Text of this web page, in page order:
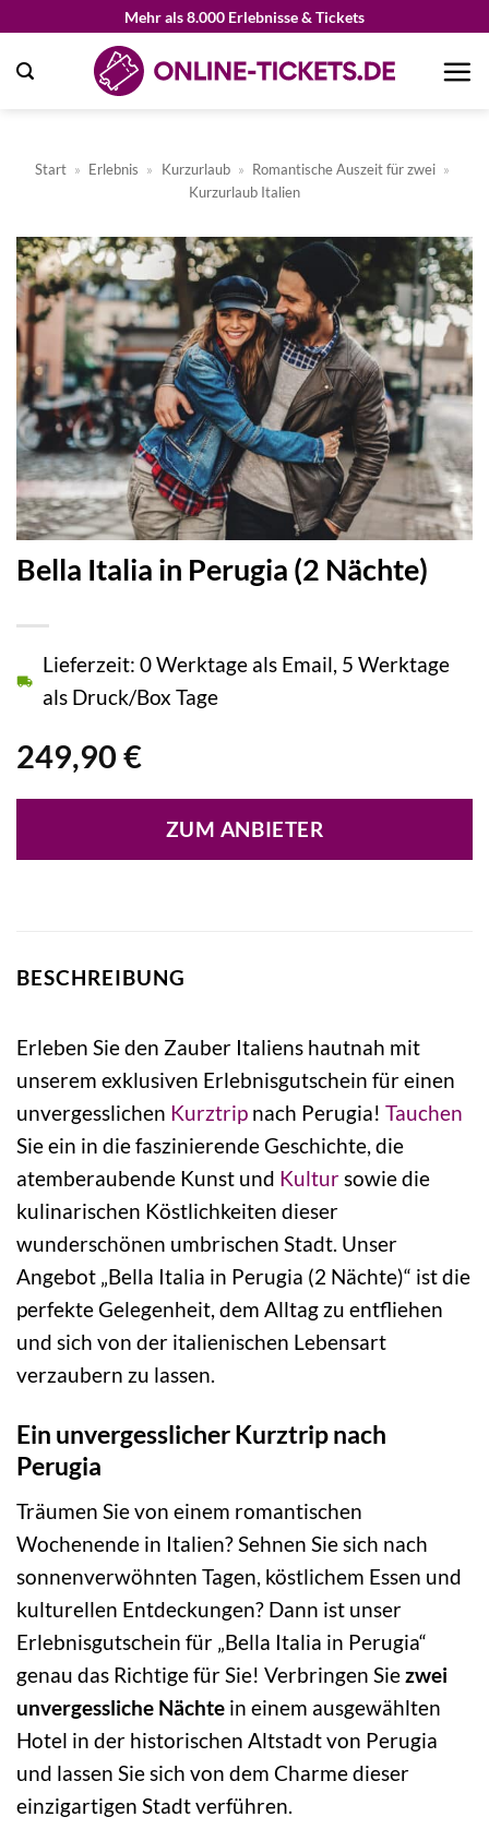
springen
Mehr als 8.000 Erlebnisse & Tickets
Start » Erlebnis » Kurzurlaub » Romantische Auszeit für zwei »
Kurzurlaub Italien
Bella Italia in Perugia (2 Nächte)
249,90 €
Lieferzeit: 0 Werktage als Email, 5 Werktage
als Druck/Box Tage
ZUM ANBIETER
BESCHREIBUNG
Erleben Sie den Zauber Italiens hautnah mit
unserem exklusiven Erlebnisgutschein für einen
unvergesslichen Kurztrip nach Perugia! Tauchen
Sie ein in die faszinierende Geschichte, die
atemberaubende Kunst und Kultursowie die
kulinarischen Köstlichkeiten dieser
wunderschönen umbrischen Stadt. Unser
Angebot „Bella Italia in Perugia (2 Nächte)“ ist die
perfekte Gelegenheit, dem Alltag zu entfliehen
und sich von der italienischen Lebensart
verzaubern zu lassen.
Ein unvergesslicher Kurztrip nach
Perugia
Träumen Sie von einem romantischen
Wochenende in Italien? Sehnen Sie sich nach
sonnenverwöhnten Tagen, köstlichem Essen und
kulturellen Entdeckungen? Dann ist unser
Erlebnisgutschein für „Bella Italia in Perugia“
genau das Richtige für Sie! Verbringen Siezwei
unvergessliche Nächte in einem ausgewählten
Hotel in der historischen Altstadt von Perugia
und lassen Sie sich von dem Charme dieser
einzigartigen Stadt verführen.